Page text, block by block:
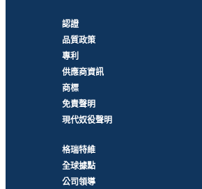
認證
品質政策
專利
供應商資訊
商標
免責聲明
現代奴役聲明
格瑞特維
全球據點
公司領導